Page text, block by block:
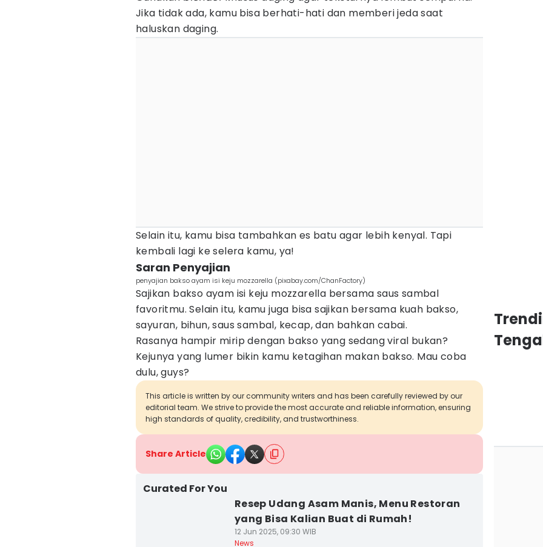
Jika tidak ada, kamu bisa berhati-hati dan memberi jeda saat
haluskan daging.
Selain itu, kamu bisa tambahkan es batu agar lebih kenyal. Tapi
kembali lagi ke selera kamu, ya!
Saran Penyajian
penyajian bakso ayam isi keju mozzarella (pixabay.com/ChanFactory)
Sajikan bakso ayam isi keju mozzarella bersama saus sambal
favoritmu. Selain itu, kamu juga bisa sajikan bersama kuah bakso,
sayuran, bihun, saus sambal, kecap, dan bahkan cabai.
Rasanya hampir mirip dengan bakso yang sedang viral bukan?
Kejunya yang lumer bikin kamu ketagihan makan bakso. Mau coba
dulu, guys?
This article is written by our community writers and has been carefully reviewed by our
editorial team. We strive to provide the most accurate and reliable information, ensuring
high standards of quality, credibility, and trustworthiness.
Share Article
Curated For You
Resep Udang Asam Manis, Menu Restoran
yang Bisa Kalian Buat di Rumah!
12 Jun 2025, 09:30 WIB
News